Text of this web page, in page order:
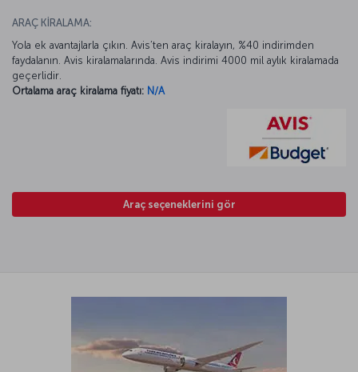
ARAÇ KİRALAMA:
Yola ek avantajlarla çıkın. Avis’ten araç kiralayın, %40 indirimden
faydalanın. Avis kiralamalarında. Avis indirimi 4000 mil aylık kiralamada
geçerlidir.
Ortalama araç kiralama fiyatı: N/A
Araç seçeneklerini gör